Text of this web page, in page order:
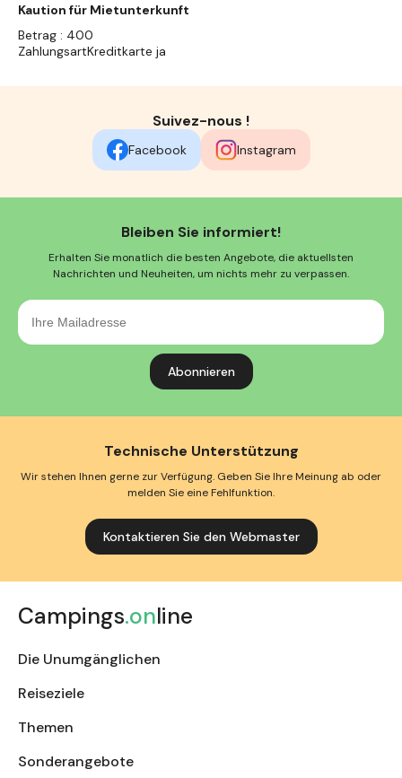
Kaution für Mietunterkunft
Betrag : 400
ZahlungsartKreditkarte ja
Suivez-nous !
Facebook Instagram
Bleiben Sie informiert!
Erhalten Sie monatlich die besten Angebote, die aktuellsten
Nachrichten und Neuheiten, um nichts mehr zu verpassen.
Ihre
Mailadresse
Technische Unterstützung
Wir stehen Ihnen gerne zur Verfügung. Geben Sie Ihre Meinung ab oder
melden Sie eine Fehlfunktion.
Kontaktieren Sie den Webmaster
Campings.online
Die Unumgänglichen
Reiseziele
Themen
Sonderangebote